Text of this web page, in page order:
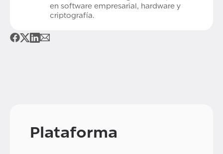
en software empresarial, hardware y
criptografía.
Plataforma